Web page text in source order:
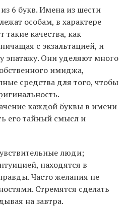
6 букв. Имена из шести
особам, в характере
качества, как
с экзальтацией, и
эпатажу. Они уделяют много
имиджа,
средства для того, чтобы
каждой буквы в имени
его тайный смысл и
люди;
находятся в
Часто желания не
Стремятся сделать
на завтра.